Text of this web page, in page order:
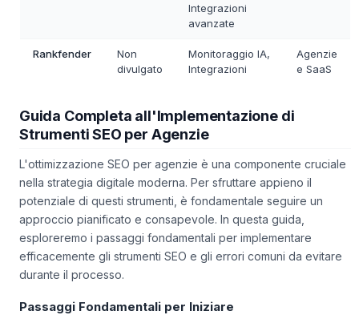
Integrazioni
avanzate
Rankfender
Non
divulgato
Monitoraggio IA,
Integrazioni
Agenzie
e SaaS
Guida Completa all'Implementazione di
Strumenti SEO per Agenzie
L'ottimizzazione SEO per agenzie è una componente cruciale
nella strategia digitale moderna. Per sfruttare appieno il
potenziale di questi strumenti, è fondamentale seguire un
approccio pianificato e consapevole. In questa guida,
esploreremo i passaggi fondamentali per implementare
efficacemente gli strumenti SEO e gli errori comuni da evitare
durante il processo.
Passaggi Fondamentali per Iniziare